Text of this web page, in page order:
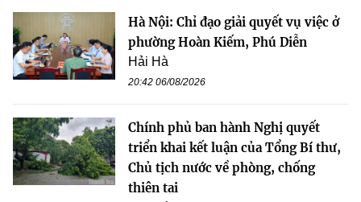
Hà Nội: Chỉ đạo giải quyết vụ việc ở
phường Hoàn Kiếm, Phú Diễn
Hải Hà
20:42 06/08/2026
Chính phủ ban hành Nghị quyết
triển khai kết luận của Tổng Bí thư,
Chủ tịch nước về phòng, chống
thiên tai